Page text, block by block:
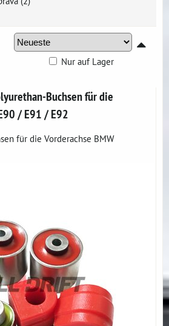
Nur auf Lager
Buchsen für die
/ E91 / E92
für die Vorderachse BMW